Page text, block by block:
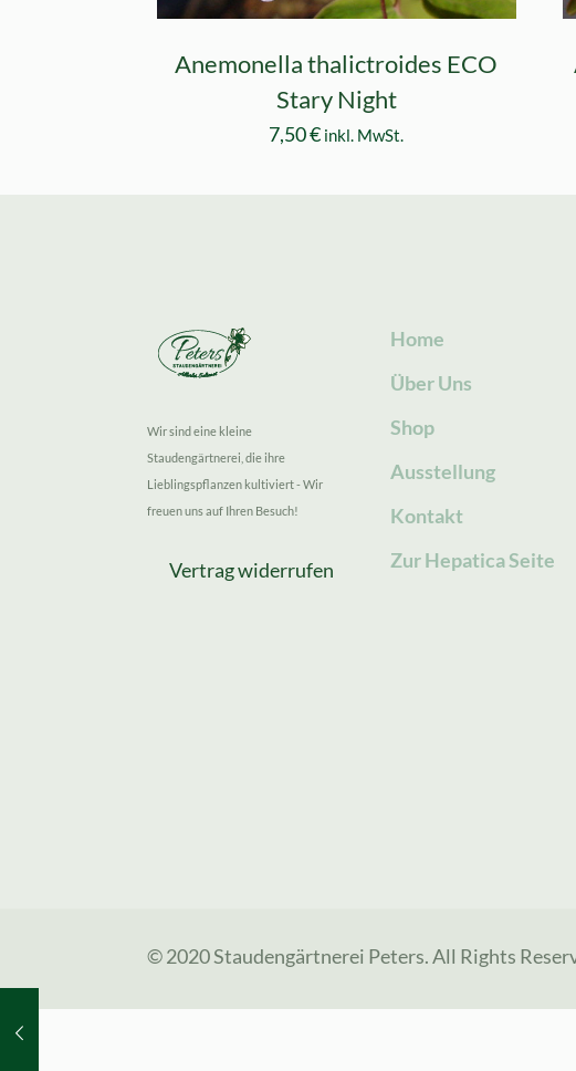
Anemonella thalictroides ECO
Stary Night
7,50€ inkl. MwSt.
Wir sind eine kleine
Staudengärtnerei, die ihre
Lieblingspflanzen kultiviert - Wir
freuen uns auf Ihren Besuch!
Vertrag widerrufen
Home
Über Uns
Shop
Ausstellung
Kontakt
Zur Hepatica Seite
© 2020 Staudengärtnerei Peters. All Rights